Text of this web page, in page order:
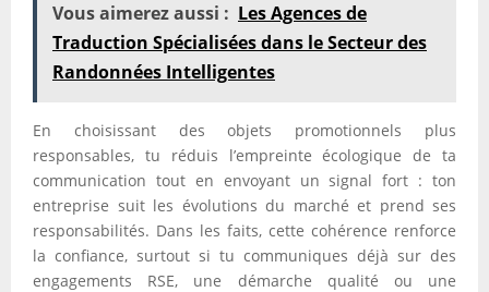
Vous aimerez aussi : Les Agences de
Traduction Spécialisées dans le Secteur des
Randonnées Intelligentes
En choisissant des objets promotionnels plus
responsables, tu réduis l’empreinte écologique de ta
communication tout en envoyant un signal fort : ton
entreprise suit les évolutions du marché et prend ses
responsabilités. Dans les faits, cette cohérence renforce
la confiance, surtout si tu communiques déjà sur des
engagements RSE, une démarche qualité ou une